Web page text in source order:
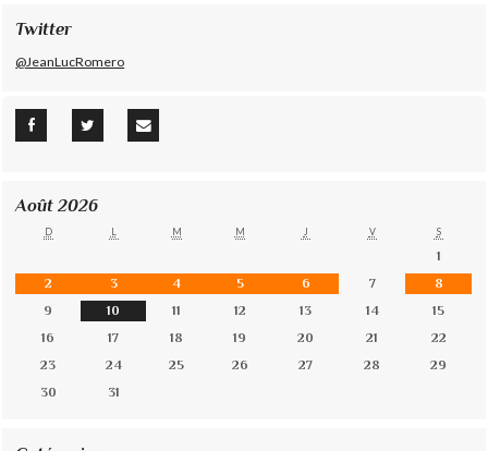
Twitter
@JeanLucRomero
Août 2026
D L M M J V S
1
2
3 4 5 6 7
8
9
10 11 12 13 14
15
16
17 18 19 20 21
22
23
24 25 26 27 28
29
30
31